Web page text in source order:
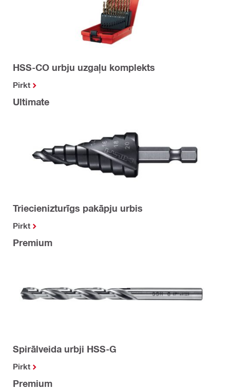
HSS-CO urbju uzgaļu komplekts
Pirkt
Ultimate
Triecienizturīgs pakāpju urbis
Pirkt
Premium
Spirālveida urbji HSS-G
Pirkt
Premium